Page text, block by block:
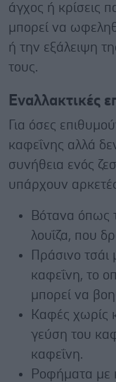
άγχος ή κρίσεις
μπορεί να
ή την εξάλειψη
τους.
Εναλλακτικές
Για όσες
καφεΐνης αλλά
συνήθεια ενός
υπάρχουν
Βότανα όπως
λουΐζα, που
Πράσινο
καφεΐνη, το
μπορεί να
Καφές χωρίς
γεύση του
καφεΐνη.
Ροφήματα με